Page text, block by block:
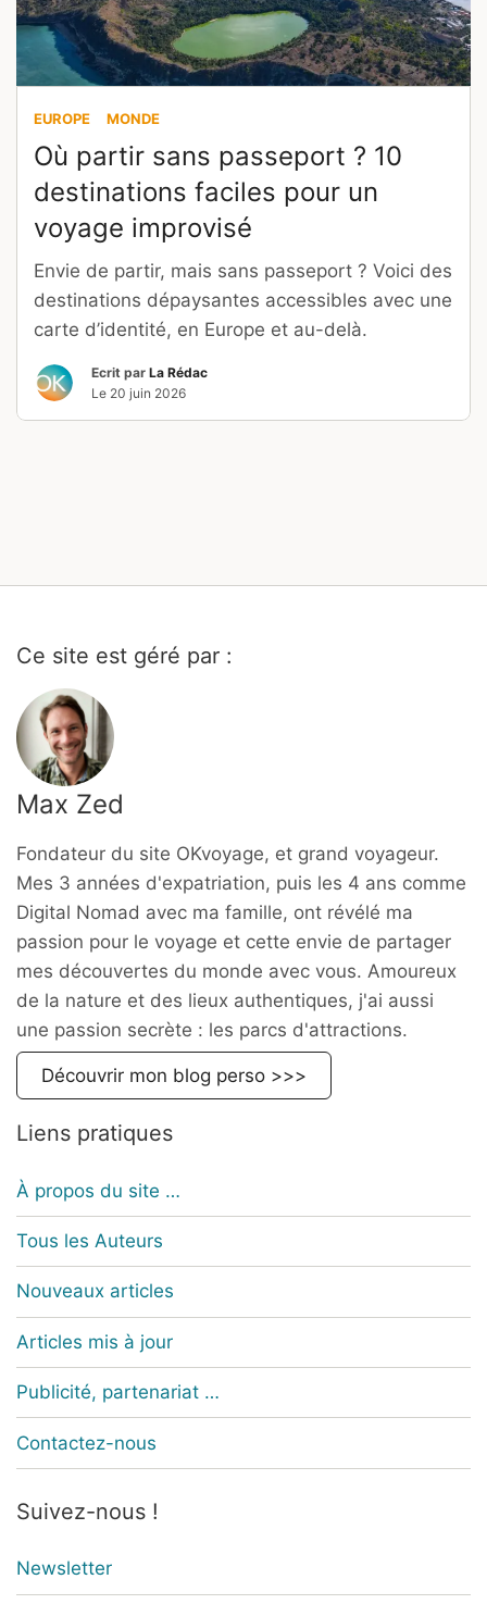
EUROPE MONDE
Où partir sans passeport ? 10
destinations faciles pour un
voyage improvisé
Envie de partir, mais sans passeport ? Voici des
destinations dépaysantes accessibles avec une
carte d’identité, en Europe et au-delà.
Ecrit par La Rédac
Le 20 juin 2026
Ce site est géré par :
Max Zed
Fondateur du site OKvoyage, et grand voyageur.
Mes 3 années d'expatriation, puis les 4 ans comme
Digital Nomad avec ma famille, ont révélé ma
passion pour le voyage et cette envie de partager
mes découvertes du monde avec vous. Amoureux
de la nature et des lieux authentiques, j'ai aussi
une passion secrète : les parcs d'attractions.
Découvrir mon blog perso >>>
Liens pratiques
À propos du site …
Tous les Auteurs
Nouveaux articles
Articles mis à jour
Publicité, partenariat …
Contactez-nous
Suivez-nous !
Newsletter